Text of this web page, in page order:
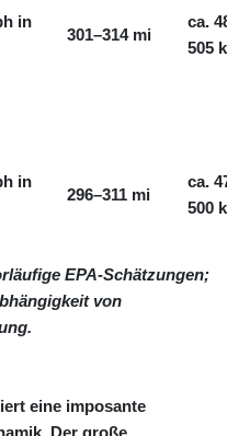
7.358849
9.34149
46.349915
54.396619
19.811776
in
301–314 mi
ca.
505
in
296–311 mi
ca.
500
EPA‑Schätzungen;
von
eine imposante